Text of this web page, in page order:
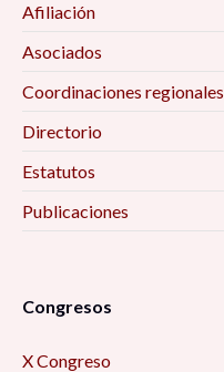
Afiliación
Asociados
Coordinaciones regionales
Directorio
Estatutos
Publicaciones
Congresos
X Congreso